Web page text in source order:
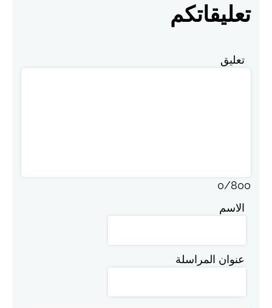
تعليقاتكم
تعليق
0/800
الاسم
عنوان المراسلة